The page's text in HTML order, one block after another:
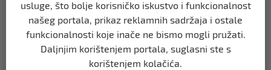
SVIJET
Opsadno stanje u Münchenu, odjeknulo
nekoliko eksplozija: Ima žrtava,
policijske snage na terenu
prije 10 mjeseci
usluge, što bolje korisničko iskustvo i funkcionalnost
našeg portala, prikaz reklamnih sadržaja i ostale
funkcionalnosti koje inače ne bismo mogli pružati.
Daljnjim korištenjem portala, suglasni ste s
korištenjem kolačića.